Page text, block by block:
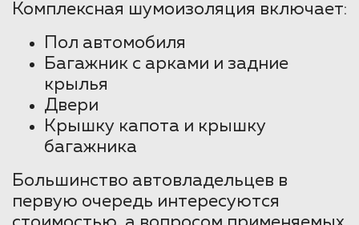
Комплексная шумоизоляция включает:
Пол автомобиля
Багажник с арками и задние
крылья
Двери
Крышку капота и крышку
багажника
Большинство автовладельцев в
первую очередь интересуются